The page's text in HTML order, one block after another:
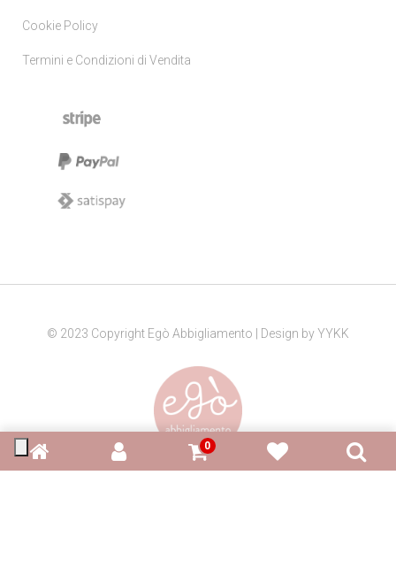
Cookie Policy
Termini e Condizioni di Vendita
© 2023 Copyright Egò Abbigliamento | Design byYYKK
0